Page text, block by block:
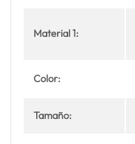
Material 1:
Color:
Tamaño: